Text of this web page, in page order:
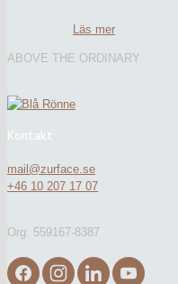
Läs mer
ABOVE THE ORDINARY
Kontakt
mail@zurface.se
+46 10 207 17 07
Org: 559167-8387